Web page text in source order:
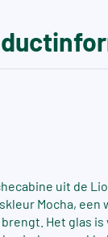
uit de
Mocha, een
Het glas is